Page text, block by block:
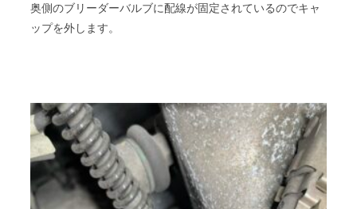
奥側のブリーダーバルブに配線が固定されているのでキャ
ップを外します。